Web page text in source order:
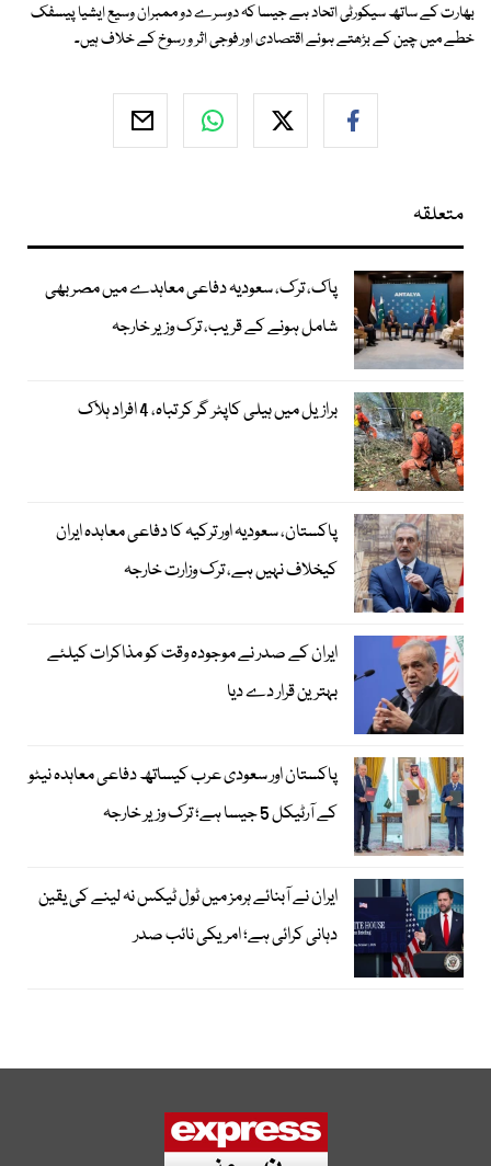
بھارت کے ساتھ سیکورٹی اتحاد ہے جیسا کہ دوسرے دو ممبران وسیع ایشیا پیسفک
خطے میں چین کے بڑھتے ہوئے اقتصادی اور فوجی اثر و رسوخ کے خلاف ہیں۔
متعلقہ
پاک، ترک، سعودیہ دفاعی معاہدے میں مصر بھی
شامل ہونے کے قریب، ترک وزیر خارجہ
برازیل میں ہیلی کاپٹر گر کر تباہ، 4 افراد ہلاک
پاکستان، سعودیہ اور ترکیہ کا دفاعی معاہدہ ایران
کیخلاف نہیں ہے، ترک وزارت خارجہ
ایران کے صدر نے موجودہ وقت کو مذاکرات کیلئے
بہترین قرار دے دیا
پاکستان اور سعودی عرب کیساتھ دفاعی معاہدہ نیٹو
کے آرٹیکل 5 جیسا ہے؛ ترک وزیر خارجہ
ایران نے آبنائے ہرمز میں ٹول ٹیکس نہ لینے کی یقین
دہانی کرائی ہے؛ امریکی نائب صدر